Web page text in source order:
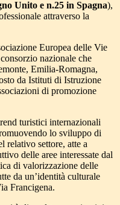
Unito e n.25 in Spagna),
attraverso la
Europea delle Vie
nazionale che
Emilia-Romagna,
da Istituti di Istruzione
di promozione
turistici internazionali
lo sviluppo di
relativo settore, atte a
delle aree interessate dal
di valorizzazione delle
da un’identità culturale
Francigena.